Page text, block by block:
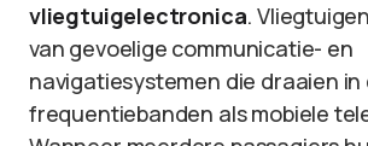
vliegtuigelectronica.
van gevoelige communicatie- en
navigatiesystemen die draaien
frequentiebanden als mobiele